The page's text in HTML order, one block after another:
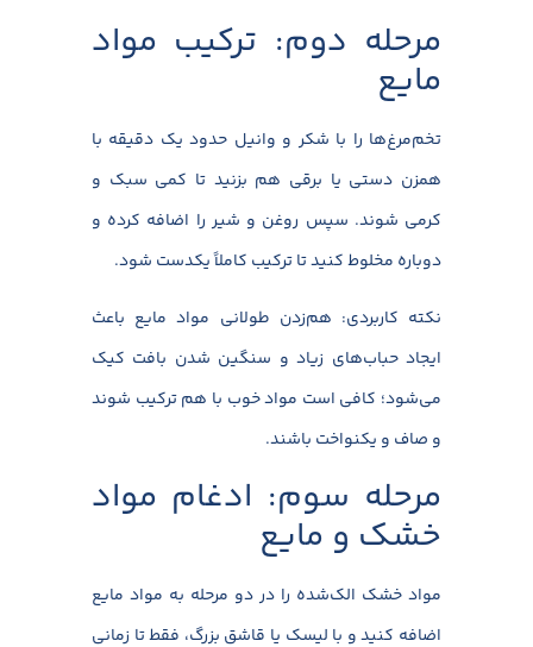
مرحله دوم: ترکیب مواد
مایع
تخم‌مرغ‌ها را با شکر و وانیل حدود یک دقیقه با
همزن دستی یا برقی هم بزنید تا کمی سبک و
کرمی شوند. سپس روغن و شیر را اضافه کرده و
دوباره مخلوط کنید تا ترکیب کاملاً یکدست شود.
نکته کاربردی: هم‌زدن طولانی مواد مایع باعث
ایجاد حباب‌های زیاد و سنگین شدن بافت کیک
می‌شود؛ کافی است مواد خوب با هم ترکیب شوند
و صاف و یکنواخت باشند.
مرحله سوم: ادغام مواد
خشک و مایع
مواد خشک الک‌شده را در دو مرحله به مواد مایع
اضافه کنید و با لیسک یا قاشق بزرگ، فقط تا زمانی